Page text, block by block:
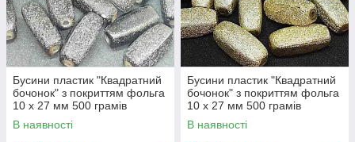
Бусини пластик "Квадратний
бочонок" з покриттям фольга
10 х 27 мм 500 грамів
В наявності
Бусини пластик "Квадратний
бочонок" з покриттям фольга
10 х 27 мм 500 грамів
В наявності